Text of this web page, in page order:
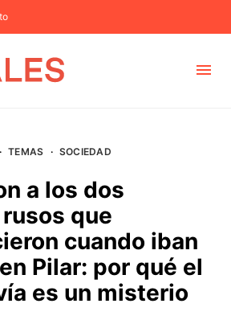
· TEMAS · SOCIEDAD
a los dos
que
cuando iban
Pilar: por qué el
es un misterio